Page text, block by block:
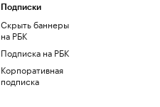
Подписки
Скрыть баннеры
на РБК
Подписка на РБК
Корпоративная
подписка